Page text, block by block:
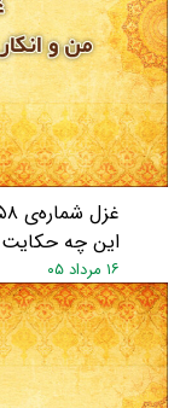
این چه
۱۶ مرداد ۰۵